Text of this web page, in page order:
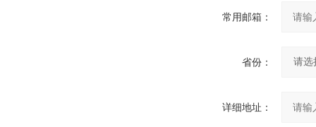
常用邮箱：
省份：
详细地址：